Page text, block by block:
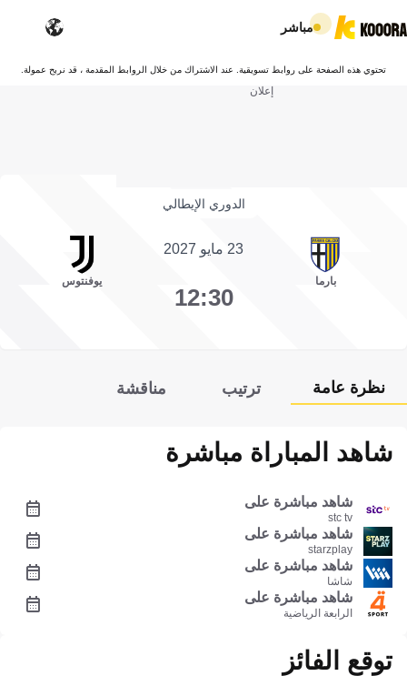
مباشر
تحتوي هذه الصفحة على روابط تسويقية. عند الاشتراك من خلال الروابط المقدمة ، قد نربح عمولة.
إعلان
الدوري الإيطالي
بارما
23 مايو 2027
12:30
يوفنتوس
نظرة عامة ترتيب مناقشة
شاهد المباراة مباشرة
شاهد مباشرة على
stc tv
شاهد مباشرة على
starzplay
شاهد مباشرة على
شاشا
شاهد مباشرة على
الرابعة الرياضية
توقع الفائز